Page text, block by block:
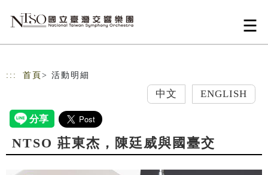
::: 首頁 > 活動明細
中文 ENGLISH
NTSO 莊東杰，陳廷威與國臺交